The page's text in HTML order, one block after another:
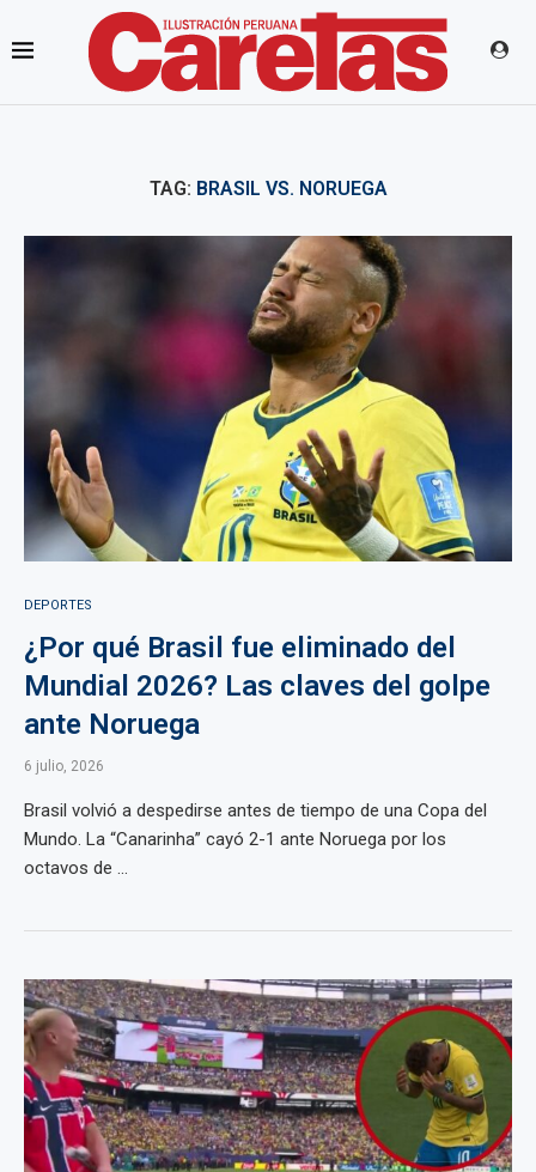
TAG: BRASIL VS. NORUEGA
DEPORTES
¿Por qué Brasil fue eliminado del
Mundial 2026? Las claves del golpe
ante Noruega
6 julio, 2026
Brasil volvió a despedirse antes de tiempo de una Copa del
Mundo. La “Canarinha” cayó 2-1 ante Noruega por los
octavos de ...